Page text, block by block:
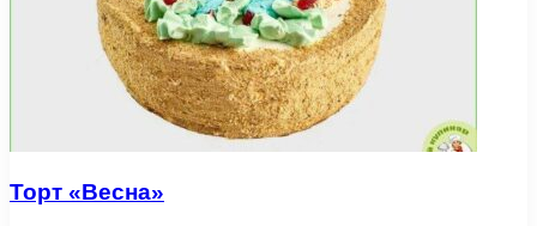
Торт «Весна»